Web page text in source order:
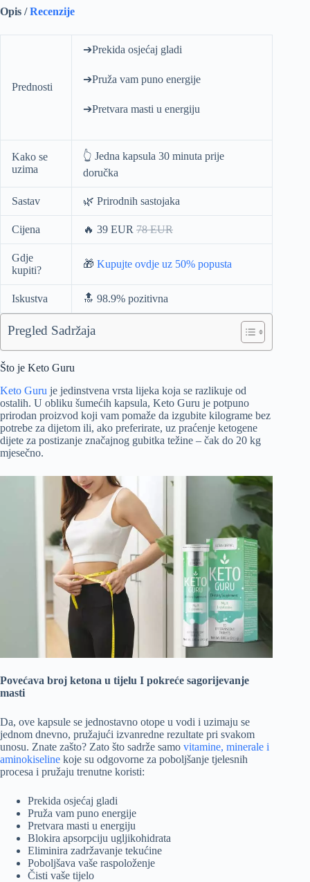
Opis /Recenzije
Prednosti
➔Prekida osjećaj gladi
➔Pruža vam puno energije
➔Pretvara masti u energiju
Kako se
uzima
👆 Jedna kapsula 30 minuta prije
doručka
Sastav 🌿 Prirodnih sastojaka
Cijena 🔥 39 EUR 78 EUR
Gdje
kupiti?
🎁 Kupujte ovdje uz 50% popusta
Iskustva 🔝 98.9% pozitivna
Pregled Sadržaja
Što je Keto Guru
Keto Guru je jedinstvena vrsta lijeka koja se razlikuje od
ostalih. U obliku šumećih kapsula, Keto Guru je potpuno
prirodan proizvod koji vam pomaže da izgubite kilograme bez
potrebe za dijetom ili, ako preferirate, uz praćenje ketogene
dijete za postizanje značajnog gubitka težine – čak do 20 kg
mjesečno.
Povećava broj ketona u tijelu I pokreće sagorijevanje
masti
Da, ove kapsule se jednostavno otope u vodi i uzimaju se
jednom dnevno, pružajući izvanredne rezultate pri svakom
unosu. Znate zašto? Zato što sadrže samo vitamine, minerale i
aminokiseline koje su odgovorne za poboljšanje tjelesnih
procesa i pružaju trenutne koristi:
Prekida osjećaj gladi
Pruža vam puno energije
Pretvara masti u energiju
Blokira apsorpciju ugljikohidrata
Eliminira zadržavanje tekućine
Poboljšava vaše raspoloženje
Čisti vaše tijelo